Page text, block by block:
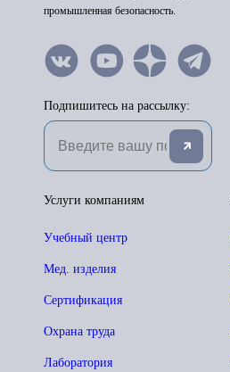
промышленная безопасность.
Подпишитесь на рассылку:
Услуги компаниям
Учебный центр
Мед. изделия
Сертификация
Охрана труда
Лаборатория